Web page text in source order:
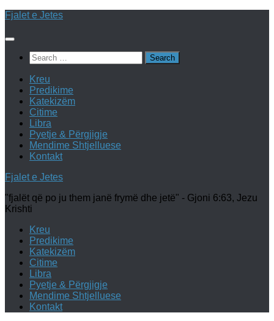
Skip
content
Fjalet e Jetes
Search
for:
Kreu
Predikime
Katekizëm
Citime
Libra
Pyetje & Përgjigje
Mendime Shtjelluese
Kontakt
Fjalet e Jetes
"fjalët që po ju them janë frymë dhe jetë" - Gjoni 6:63, Jezu
Krishti
Kreu
Predikime
Katekizëm
Citime
Libra
Pyetje & Përgjigje
Mendime Shtjelluese
Kontakt